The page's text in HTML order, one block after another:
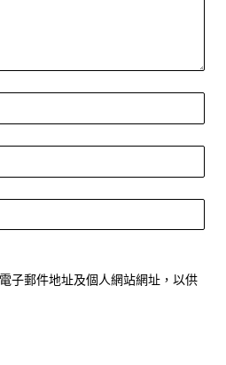
子郵件地址及個人網站網址，以供